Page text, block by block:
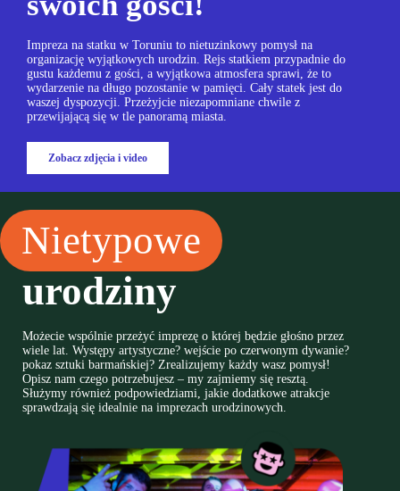
Impreza na statku w Toruniu to nietuzinkowy pomysł na
organizację wyjątkowych urodzin. Rejs statkiem przypadnie do
gustu każdemu z gości, a wyjątkowa atmosfera sprawi, że to
wydarzenie na długo pozostanie w pamięci. Cały statek jest do
waszej dyspozycji. Przeżyjcie niezapomniane chwile z
przewijającą się w tle panoramą miasta.
Zobacz zdjęcia i video
Nietypowe
urodziny
Możecie wspólnie przeżyć imprezę o której będzie głośno przez
wiele lat. Występy artystyczne? wejście po czerwonym dywanie?
pokaz sztuki barmańskiej? Zrealizujemy każdy wasz pomysł!
Opisz nam czego potrzebujesz – my zajmiemy się resztą.
Służymy również podpowiedziami, jakie dodatkowe atrakcje
sprawdzają się idealnie na imprezach urodzinowych.